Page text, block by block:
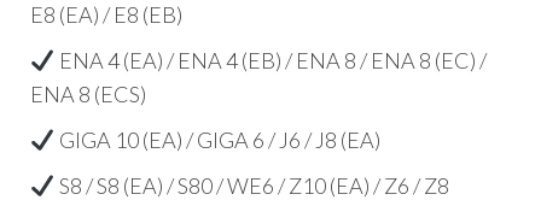
E8 (EA) / E8 (EB)
ENA 4 (EA) / ENA 4 (EB) / ENA 8 / ENA 8 (EC) /
ENA 8 (ECS)
GIGA 10 (EA) / GIGA 6 / J6 / J8 (EA)
S8 / S8 (EA) / S80 / WE6 / Z10 (EA) / Z6 / Z8